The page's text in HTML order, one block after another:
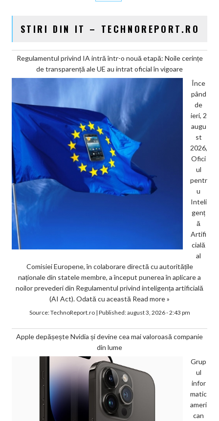
STIRI DIN IT – TECHNOREPORT.RO
Regulamentul privind IA intră într-o nouă etapă: Noile cerințe
de transparență ale UE au intrat oficial în vigoare
Înce
pând
de
ieri, 2
augu
st
2026,
Ofici
ul
pentr
u
Inteli
genț
ă
Artifi
cială
al
Comisiei Europene, în colaborare directă cu autoritățile
naționale din statele membre, a început punerea în aplicare a
noilor prevederi din Regulamentul privind inteligența artificială
(AI Act). Odată cu această Read more »
Source:TechnoReport.ro| Published:august 3, 2026 - 2:43 pm
Apple depășește Nvidia și devine cea mai valoroasă companie
din lume
Grup
ul
infor
matic
ameri
can